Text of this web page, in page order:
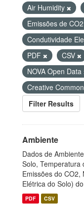
Air Humidity
Emissões de CO2
Condutividade
PDF
CSV
NOVA Open Data
Creative
Filter Results
Ambiente
Dados de
Solo, Temperatura
Emissões do CO2,
Elétrica do Solo)
PDF CSV